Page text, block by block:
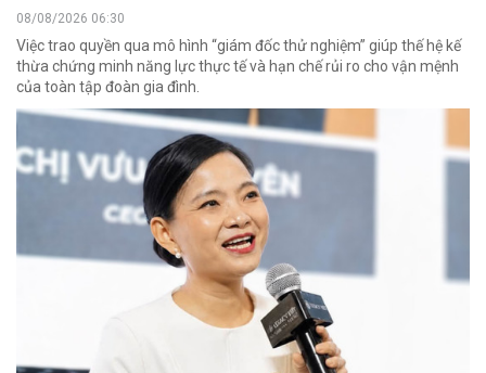
08/08/2026 06:30
Việc trao quyền qua mô hình “giám đốc thử nghiệm” giúp thế hệ kế
thừa chứng minh năng lực thực tế và hạn chế rủi ro cho vận mệnh
của toàn tập đoàn gia đình.